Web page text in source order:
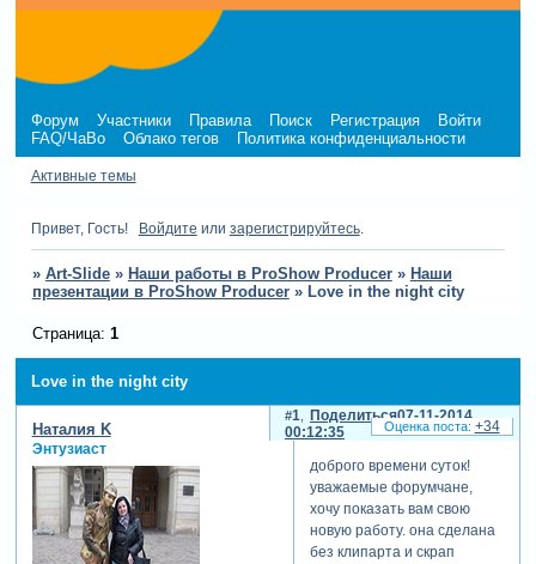
Форум Участники Правила Поиск Регистрация
Войти
FAQ/ЧаВо
Облако тегов Политика конфиденциальности
Активные темы
Привет, Гость! Войдите или зарегистрируйтесь.
» Art-Slide » Наши работы в ProShow Producer » Наши
презентации в ProShow Producer » Love in the night city
Love in the night city
Страница: 1
Поделиться
1
07-11-2014
00:12:35
Наталия K
Энтузиаст
доброго времени суток!
уважаемые форумчане,
хочу показать вам свою
новую работу. она сделана
без клипарта и скрап
+34